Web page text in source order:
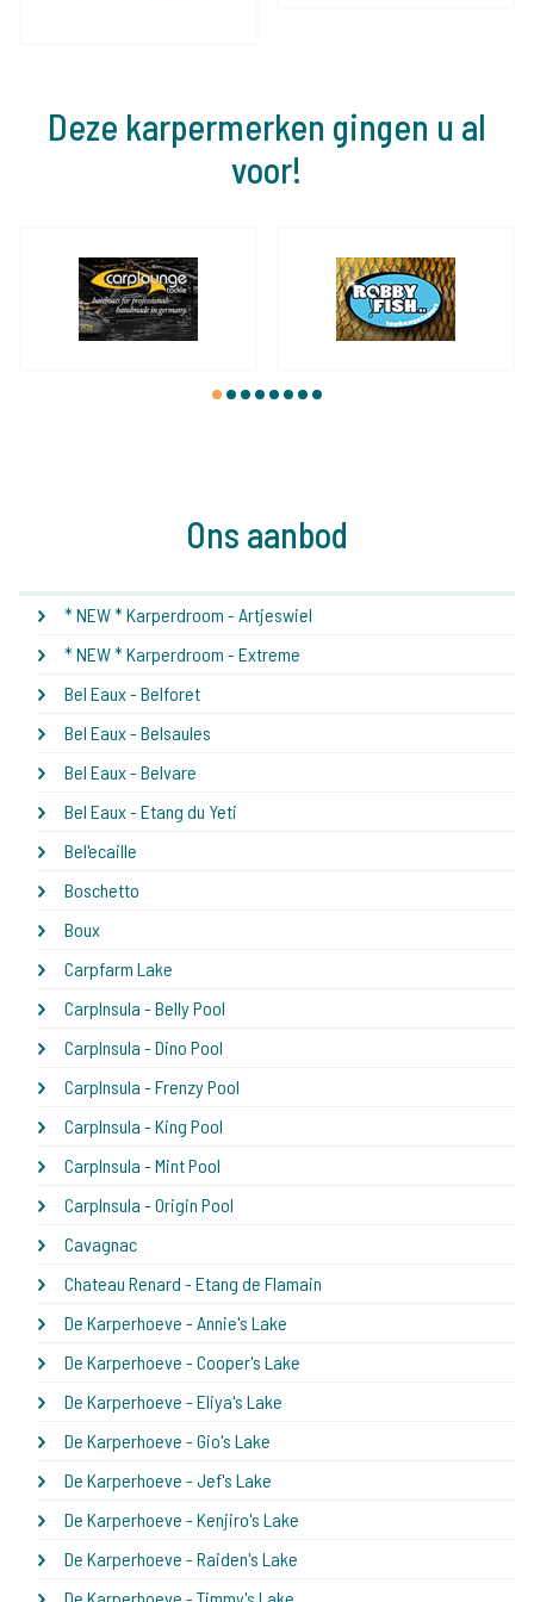
Deze karpermerken gingen u al
voor!
1 2 3 4 5 6 7 8
Ons aanbod
* NEW * Karperdroom - Artjeswiel
* NEW * Karperdroom - Extreme
Bel Eaux - Belforet
Bel Eaux - Belsaules
Bel Eaux - Belvare
Bel Eaux - Etang du Yeti
Bel'ecaille
Boschetto
Boux
Carpfarm Lake
CarpInsula - Belly Pool
CarpInsula - Dino Pool
CarpInsula - Frenzy Pool
CarpInsula - King Pool
CarpInsula - Mint Pool
CarpInsula - Origin Pool
Cavagnac
Chateau Renard - Etang de Flamain
De Karperhoeve - Annie's Lake
De Karperhoeve - Cooper's Lake
De Karperhoeve - Eliya's Lake
De Karperhoeve - Gio's Lake
De Karperhoeve - Jef's Lake
De Karperhoeve - Kenjiro's Lake
De Karperhoeve - Raiden's Lake